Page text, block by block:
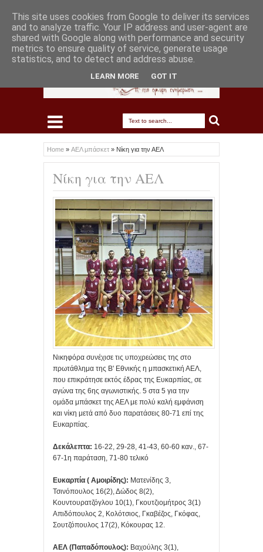
Home » ΑΕΛ μπάσκετ » Νίκη για την ΑΕΛ
Νίκη για την ΑΕΛ
Νικηφόρα συνέχισε τις υποχρεώσεις της στο
πρωτάθλημα της Β' Εθνικής η μπασκετική ΑΕΛ,
που επικράτησε εκτός έδρας της Ευκαρπίας, σε
αγώνα της 6ης αγωνιστικής. 5 στα 5 για την
ομάδα μπάσκετ της ΑΕΛ με πολύ καλή εμφάνιση
και νίκη μετά από δυο παρατάσεις 80-71 επί της
Ευκαρπίας.
Δεκάλεπτα: 16-22, 29-28, 41-43, 60-60 καν., 67-
67-1η παράταση, 71-80 τελικό
Ευκαρπία ( Αμοιρίδης): Ματενίδης 3,
Τσινόπουλος 16(2), Δώδος 8(2),
Κουντουρατζόγλου 10(1), Γκουτζιομήτρος 3(1)
Απιδόπουλος 2, Κολότσιος, Γκαβέζος, Γκόφας,
Σουτζόπουλος 17(2), Κόκουρας 12.
ΑΕΛ (Παπαδόπουλος): Βαχούλης 3(1),
This site uses cookies from Google to deliver its services
and to analyze traffic. Your IP address and user-agent are
shared with Google along with performance and security
metrics to ensure quality of service, generate usage
statistics, and to detect and address abuse.
LEARN MORE GOT IT